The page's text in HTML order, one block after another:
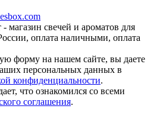
магазин свечей и ароматов для
оплата наличными, оплата
форму на нашем сайте, вы даете
персональных данных в
конфиденциальности.
что ознакомился со всеми
соглашения.